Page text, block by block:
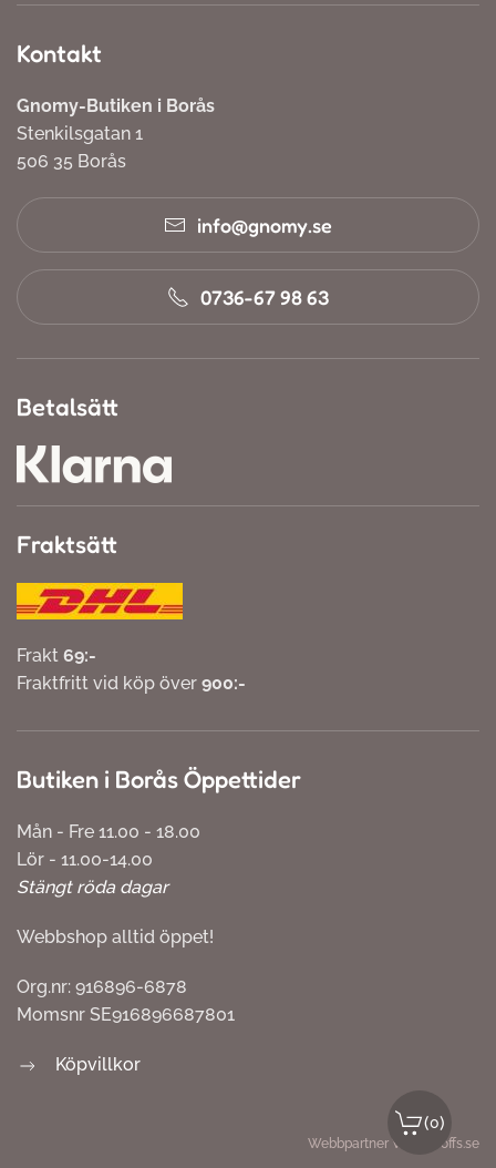
Kontakt
Gnomy-Butiken i Borås
Stenkilsgatan 1
506 35 Borås
info@gnomy.se
0736-67 98 63
Betalsätt
Fraktsätt
Frakt 69:-
Fraktfritt vid köp över 900:-
Butiken i Borås Öppettider
Mån - Fre 11.00 - 18.00
Lör - 11.00-14.00
Stängt röda dagar
Webbshop alltid öppet!
Org.nr: 916896-6878
Momsnr SE916896687801
Köpvillkor
(0)
Webbpartner Webbproffs.se